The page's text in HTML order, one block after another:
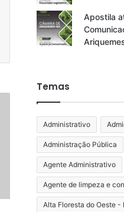
Apostila
Temas
Administrativo
Administração Pública
Agente Administrativo
Agente de limpeza e
Alta Floresta do Oeste -